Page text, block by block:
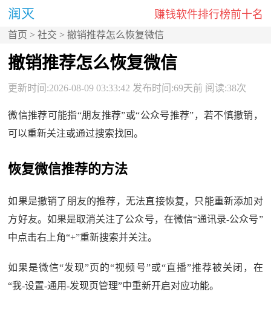
赚钱软件排行榜前十名
首页 >社交 > 撤销推荐怎么恢复微信
撤销推荐怎么恢复微信
更新时间:2026-08-09 03:33:42 发布时间:69天前 阅读:38次
微信推荐可能指“朋友推荐”或“公众号推荐”，若不慎撤销，
可以重新关注或通过搜索找回。
恢复微信推荐的方法
如果是撤销了朋友的推荐，无法直接恢复，只能重新添加对
方好友。如果是取消关注了公众号，在微信“通讯录-公众号”
中点击右上角“+”重新搜索并关注。
如果是微信“发现”页的“视频号”或“直播”推荐被关闭，在
“我-设置-通用-发现页管理”中重新开启对应功能。